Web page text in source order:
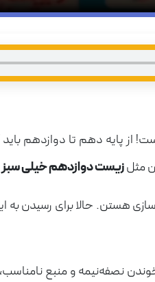
از پایه دهم تا دوازدهم
مثلزیست دوازدهم خیلی سبز
هستن. حالا برای رسیدن
نصفه‌نیمه و منبع نامناسب،